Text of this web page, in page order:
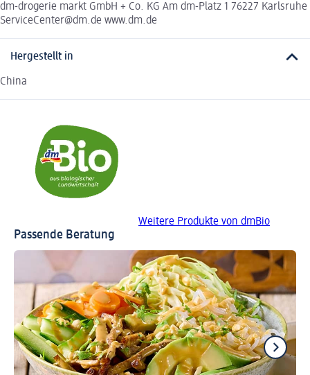
dm-drogerie markt GmbH + Co. KG Am dm-Platz 1 76227 Karlsruhe
ServiceCenter@dm.de www.dm.de
Hergestellt in
China
Weitere Produkte von dmBio
Passende Beratung